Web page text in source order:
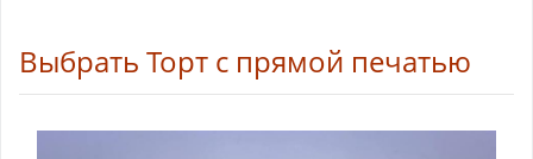
Выбрать Торт с прямой печатью